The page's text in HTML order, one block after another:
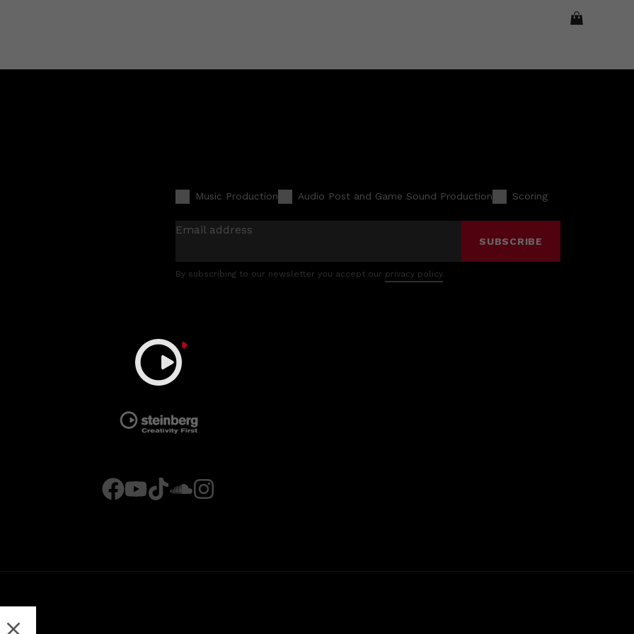
Music Production Audio Post and Game Sound Production Scoring
Email address
SUBSCRIBE
By subscribing to our newsletter you accept our privacy policy.